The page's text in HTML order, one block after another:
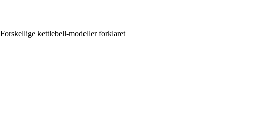
Forskellige kettlebell-modeller forklaret